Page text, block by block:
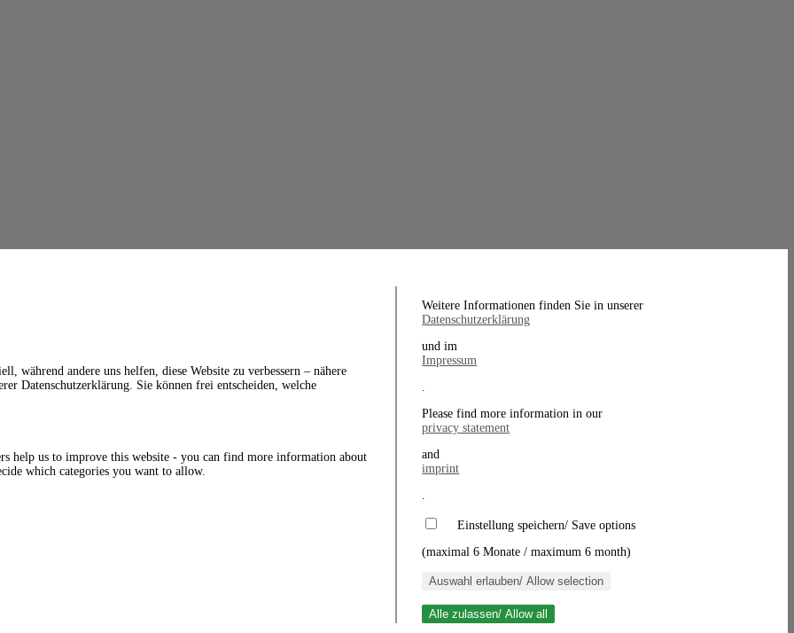
während andere uns helfen, diese Website zu verbessern – nähere
Datenschutzerklärung. Sie können frei entscheiden, welche
help us to improve this website - you can find more information about
which categories you want to allow.
Weitere Informationen finden Sie in unserer
Datenschutzerklärung
und im
Impressum
.
Please find more information in our
privacy statement
and
imprint
.
Einstellung speichern/ Save options
(maximal 6 Monate / maximum 6 month)
Auswahl erlauben/ Allow selection
Alle zulassen/ Allow all